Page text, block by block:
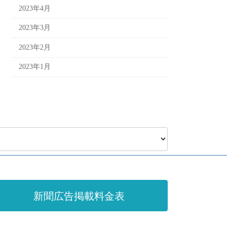
2023年4月
2023年3月
2023年2月
2023年1月
新聞広告掲載料金表